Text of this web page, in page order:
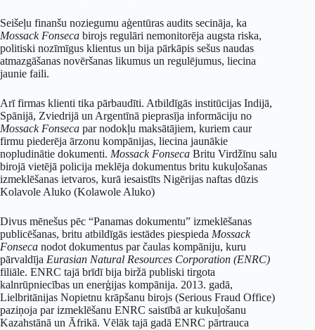
Seišeļu finanšu noziegumu aģentūras audits secināja, ka
Mossack Fonseca birojs regulāri nemonitorēja augsta riska,
politiski nozīmīgus klientus un bija pārkāpis sešus naudas
atmazgāšanas novēršanas likumus un regulējumus, liecina
jaunie faili.
Arī firmas klienti tika pārbaudīti. Atbildīgās institūcijas Indijā,
Spānijā, Zviedrijā un Argentīnā pieprasīja informāciju no
Mossack Fonseca par nodokļu maksātājiem, kuriem caur
firmu piederēja ārzonu kompānijas, liecina jaunākie
nopludinātie dokumenti. Mossack Fonseca Britu Virdžīnu salu
birojā vietējā policija meklēja dokumentus britu kukuļošanas
izmeklēšanas ietvaros, kurā iesaistīts Nigērijas naftas dūzis
Kolavole Aluko (Kolawole Aluko)
Divus mēnešus pēc “Panamas dokumentu” izmeklēšanas
publicēšanas, britu atbildīgās iestādes piespieda Mossack
Fonseca nodot dokumentus par čaulas kompāniju, kuru
pārvaldīja Eurasian Natural Resources Corporation (ENRC)
filiāle. ENRC tajā brīdī bija biržā publiski tirgota
kalnrūpniecības un enerģijas kompānija. 2013. gadā,
Lielbritānijas Nopietnu krāpšanu birojs (Serious Fraud Office)
paziņoja par izmeklēšanu ENRC saistībā ar kukuļošanu
Kazahstānā un Āfrikā. Vēlāk tajā gadā ENRC pārtrauca